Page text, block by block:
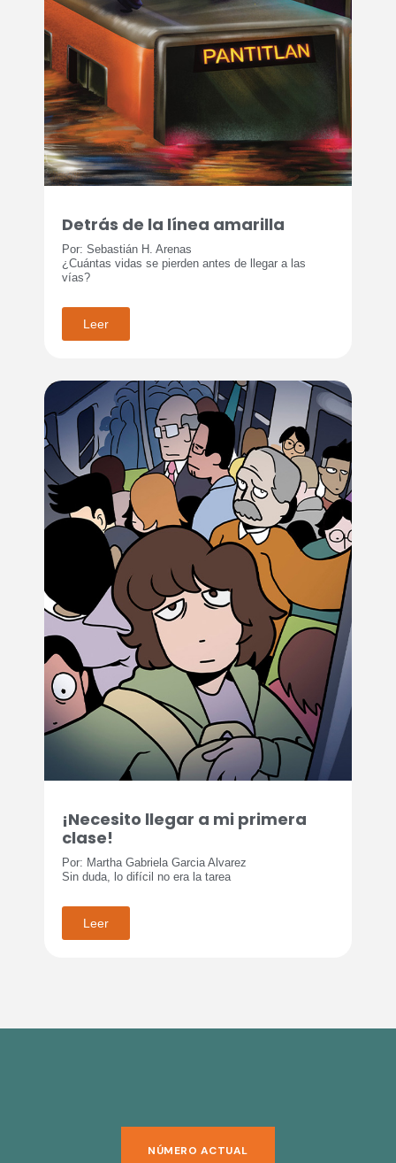
Detrás de la línea amarilla
Por: Sebastián H. Arenas
¿Cuántas vidas se pierden antes de llegar a las
vías?
Leer
¡Necesito llegar a mi primera
clase!
Por: Martha Gabriela Garcia Alvarez
Sin duda, lo difícil no era la tarea
Leer
NÚMERO ACTUAL